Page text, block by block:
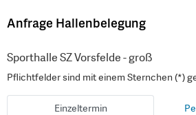
Anfrage Hallenbelegung
Sporthalle SZ Vorsfelde - groß
Pflichtfelder sind mit einem Sternchen (*)
Einzeltermin